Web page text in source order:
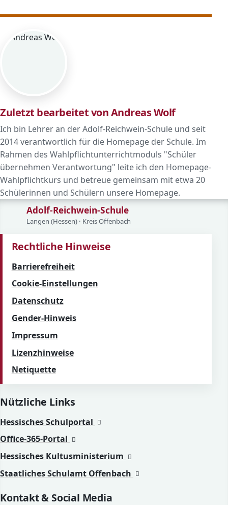
Zuletzt bearbeitet von Andreas Wolf
Ich bin Lehrer an der Adolf-Reichwein-Schule und seit
2014 verantwortlich für die Homepage der Schule. Im
Rahmen des Wahlpflichtunterrichtmoduls "Schüler
übernehmen Verantwortung" leite ich den Homepage-
Wahlpflichtkurs und betreue gemeinsam mit etwa 20
Schülerinnen und Schülern unsere Homepage.
Adolf-Reichwein-Schule
Langen (Hessen) · Kreis Offenbach
Rechtliche Hinweise
Barrierefreiheit
Cookie-Einstellungen
Datenschutz
Gender-Hinweis
Impressum
Lizenzhinweise
Netiquette
Nützliche Links
Hessisches Schulportal
(öffnet in neuem Fenster)
Office-365-Portal
(öffnet in neuem Fenster)
Hessisches Kultusministerium
(öffnet in neuem
Staatliches Schulamt Offenbach
(öffnet in neuem
Kontakt & Social Media